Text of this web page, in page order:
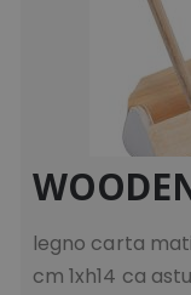
legno carta
cm 1xh14 ca